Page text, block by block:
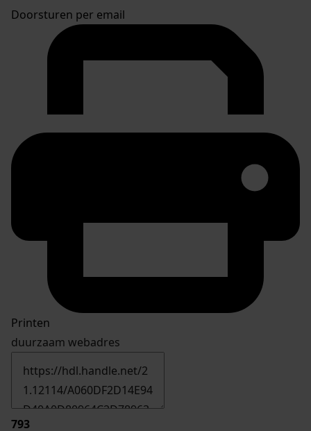
Doorsturen per email
Printen
duurzaam webadres
793